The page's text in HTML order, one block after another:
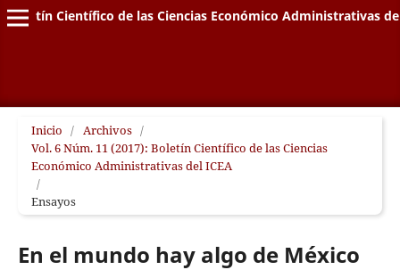
Boletín Científico de las Ciencias Económico Administrativas
Inicio / Archivos /
Vol. 6 Núm. 11 (2017): Boletín Científico de las Ciencias
Económico Administrativas del ICEA
/
Ensayos
En el mundo hay algo de México